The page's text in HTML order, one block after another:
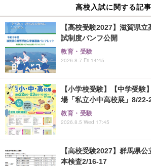
高校入試に関する記事
【高校受験2027】滋賀県
試制度パンフ公開
教育・受験
2026.8.7 Fri 14:45
【小学校受験】【中学受験
場「私立小中高校展」8/22-
教育・受験
2026.8.5 Wed 17:45
【高校受験2027】群馬県
本検査2/16-17